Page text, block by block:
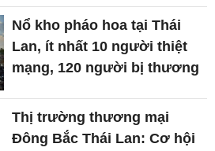
Nổ kho pháo hoa tại Thái
Lan, ít nhất 10 người thiệt
mạng, 120 người bị thương
Thị trường thương mại
Đông Bắc Thái Lan: Cơ hội